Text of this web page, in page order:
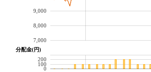
7,000
8,000
9,000
分配金(円)
0
100
200